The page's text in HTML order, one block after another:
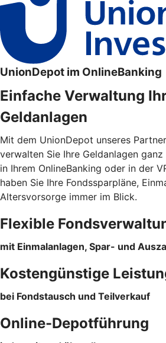
UnionDepot im OnlineBanking
Einfache Verwaltung
Geldanlagen
Mit dem UnionDepot unseres
verwalten Sie Ihre Geldanlagen
in Ihrem OnlineBanking oder in der
haben Sie Ihre Fondssparpläne,
Altersvorsorge immer im Blick.
Flexible
mit Einmalanlagen, Spar- und
Kostengünstige
bei Fondstausch und Teilverkauf
Online-Depotführung